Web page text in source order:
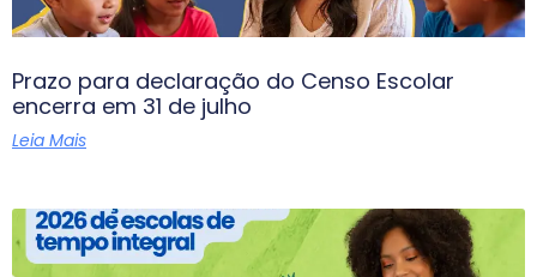
Prazo para declaração do Censo Escolar
encerra em 31 de julho
Leia Mais